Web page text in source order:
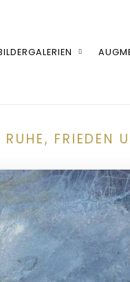
FRIEDEN